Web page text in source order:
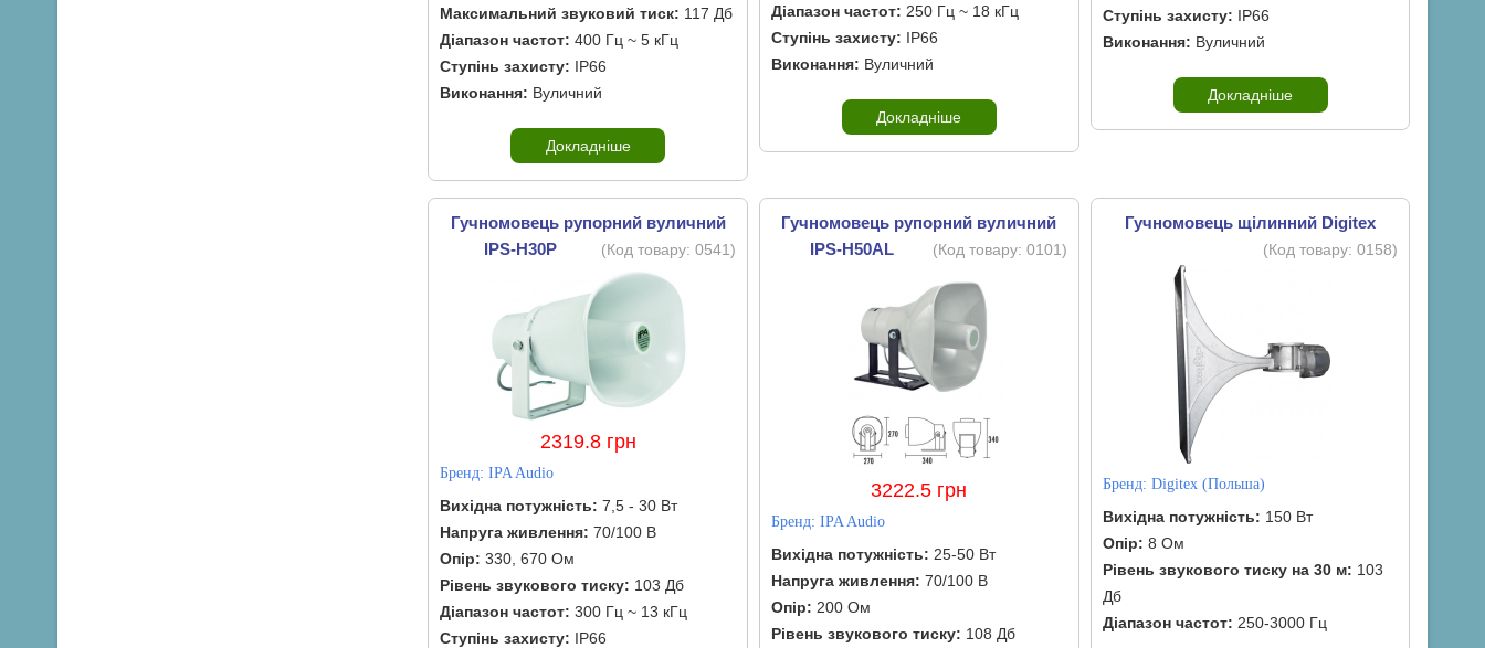
Максимальний звуковий тиск: 117 Дб
Діапазон частот: 400 Гц ~ 5 кГц
Ступінь захисту: IP66
Виконання: Вуличний
Докладніше
Діапазон частот: 250 Гц ~ 18 кГц
Ступінь захисту: IP66
Виконання: Вуличний
Докладніше
Ступінь захисту: IP66
Виконання: Вуличний
Докладніше
Гучномовець рупорний вуличний
IPS-H30P
(Код товару: 0541)
2319.8 грн
Бренд:IPA Audio
Вихідна потужність: 7,5 - 30 Вт
Напруга живлення: 70/100 В
Опір: 330, 670 Ом
Рівень звукового тиску: 103 Дб
Діапазон частот: 300 Гц ~ 13 кГц
Ступінь захисту: IP66
Гучномовець рупорний вуличний
IPS-H50AL
(Код товару: 0101)
3222.5 грн
Бренд: IPA Audio
Вихідна потужність: 25-50 Вт
Напруга живлення: 70/100 В
Опір: 200 Ом
Рівень звукового тиску: 108 Дб
Гучномовець щілинний Digitex
(Код товару:0158)
Бренд: Digitex (Польша)
Вихідна потужність: 150 Вт
Опір: 8 Ом
Рівень звукового тиску на 30 м: 103
Дб
Діапазон частот: 250-3000 Гц